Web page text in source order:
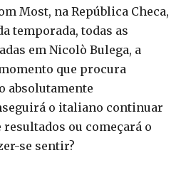
Most, na República Checa,
temporada, todas as
em Nicolò Bulega, a
que procura
absolutamente
o italiano continuar
ou começará o
se sentir?